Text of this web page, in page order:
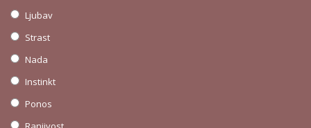
Ljubav
Strast
Nada
Instinkt
Ponos